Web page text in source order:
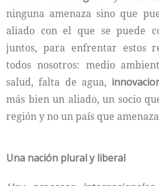
ninguna amenaza sino que
aliado con el que se puede
juntos, para enfrentar estos
todos nosotros: medio
salud, falta de agua,
más bien un aliado, un socio
región y no un país que
Una nación plural y liberal